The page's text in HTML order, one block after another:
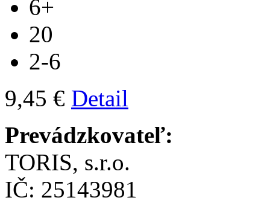
6+
20
2-6
9,45 € Detail
Prevádzkovateľ:
TORIS, s.r.o.
IČ: 25143981